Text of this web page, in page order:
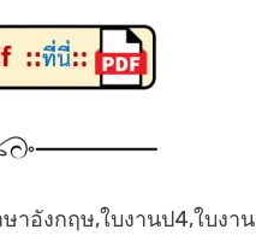
าอังกฤษ,ใบงานป4,ใบงาน